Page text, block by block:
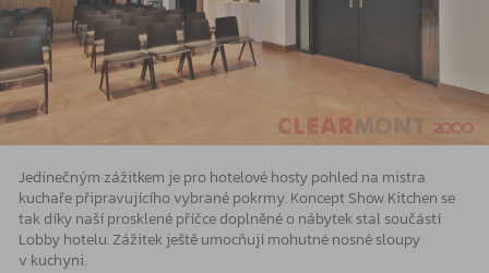
Jedinečným zážitkem je pro hotelové hosty pohled na mistra
kuchaře připravujícího vybrané pokrmy. Koncept Show Kitchen se
tak díky naší prosklené příčce doplněné o nábytek stal součástí
Lobby hotelu. Zážitek ještě umocňují mohutné nosné sloupy
v kuchyni.